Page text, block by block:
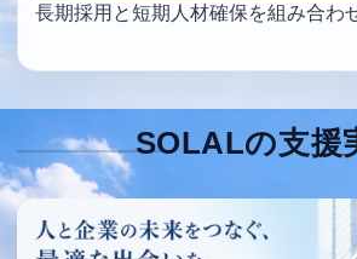
長期採用と短期人材確保を組み合わ
SOLALの支援